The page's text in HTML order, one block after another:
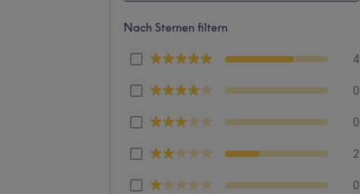
Nach Sternen filtern
4
0
0
2
0